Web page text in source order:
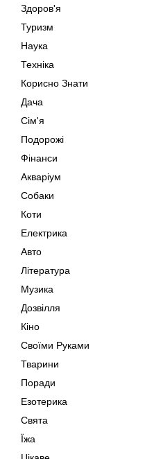
Здоров'я
Туризм
Наука
Техніка
Корисно Знати
Дача
Сім'я
Подорожі
Фінанси
Акваріум
Собаки
Коти
Електрика
Авто
Література
Музика
Дозвілля
Кіно
Своїми Руками
Тварини
Поради
Езотерика
Свята
Їжа